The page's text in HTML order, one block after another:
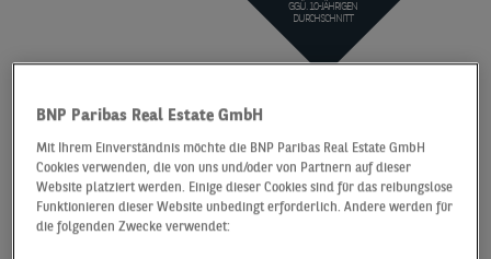
GGÜ. 10-JÄHRIGEN
DURCHSCHNITT
GUTER JAHRESAUFTAKT
DURCH BIG DEALS
Der Hamburger Logistikmarkt blickt auf ein gutes
BNP Paribas Real Estate GmbH
Mit Ihrem Einverständnis möchte die BNP Paribas Real Estate GmbH
Cookies verwenden, die von uns und/oder von Partnern auf dieser
Website platziert werden. Einige dieser Cookies sind für das reibungslose
Funktionieren dieser Website unbedingt erforderlich. Andere werden für
die folgenden Zwecke verwendet: